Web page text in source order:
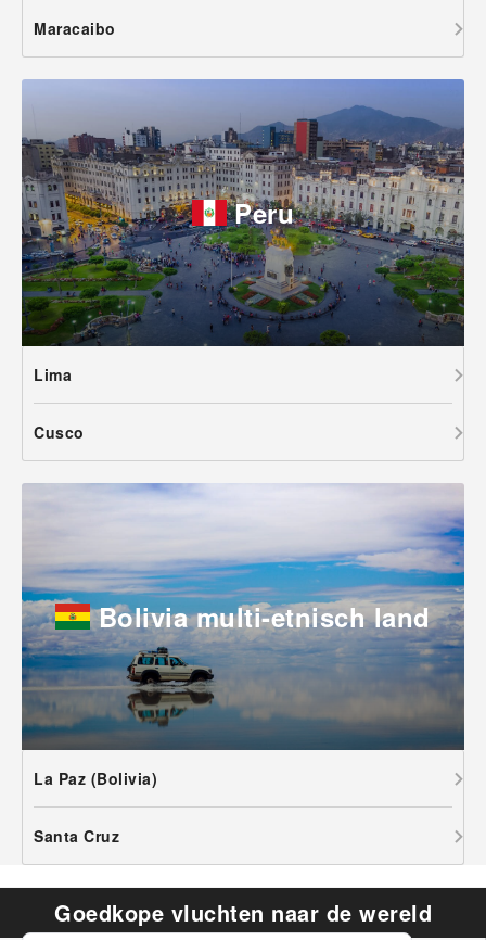
Maracaibo
Peru
Lima
Cusco
Bolivia multi-etnisch land
La Paz (Bolivia)
Santa Cruz
Goedkope vluchten naar de wereld